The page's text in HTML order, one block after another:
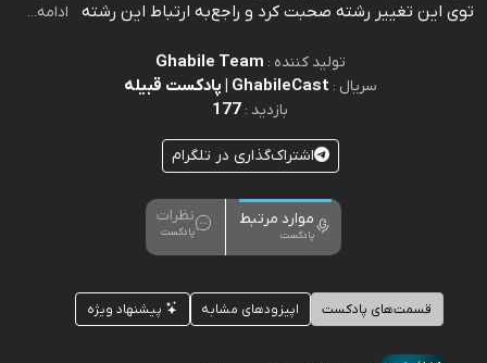
توی این تغییر رشته صحبت کرد و راجع‌به ارتباط این رشته
ادامه...
تولید کننده : Ghabile Team
سریال : GhabileCast | پادکست قبیله
بازدید : 177
اشتراک‌گذاری در تلگرام
موارد مرتبط
پادکست
نظرات
پادکست
قسمت‌های پادکست اپیزودهای مشابه پیشنهاد ویژه